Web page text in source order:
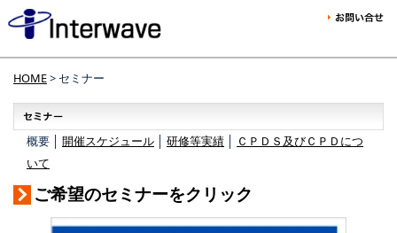
HOME> セミナー
概要 │ 開催スケジュール 研修等実績
ＣＰＤＳ及びＣＰＤにつ
いて
ご希望のセミナーをクリック